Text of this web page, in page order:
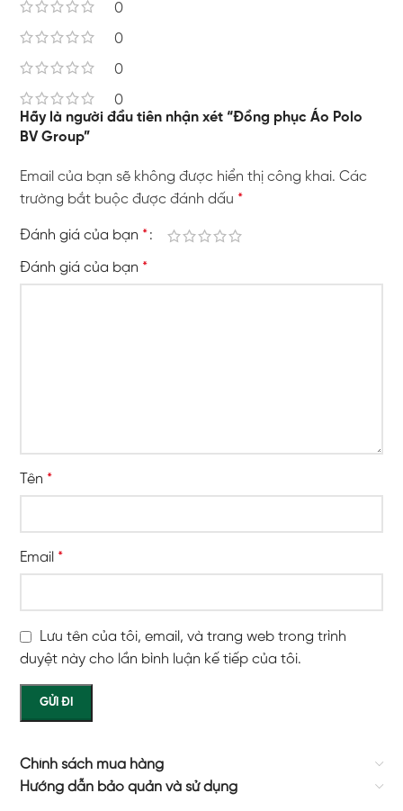
0
0
0
0
Hãy là người đầu tiên nhận xét “Đồng phục Áo Polo
BV Group”
Email của bạn sẽ không được hiển thị công khai. Các
trường bắt buộc được đánh dấu *
Đánh giá của bạn *
Đánh giá của bạn *
Tên *
Email *
Lưu tên của tôi, email, và trang web trong trình
duyệt này cho lần bình luận kế tiếp của tôi.
Chính sách mua hàng
Hướng dẫn bảo quản và sử dụng